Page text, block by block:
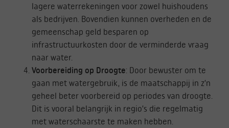
lagere waterrekeningen voor zowel huishoudens
als bedrijven. Bovendien kunnen overheden en de
gemeenschap geld besparen op
infrastructuurkosten door de verminderde vraag
naar water.
Voorbereiding op Droogte: Door bewuster om te
gaan met watergebruik, is de maatschappij in z’n
geheel beter voorbereid op periodes van droogte.
Dit is vooral belangrijk in regio’s die regelmatig
met waterschaarste te maken hebben.